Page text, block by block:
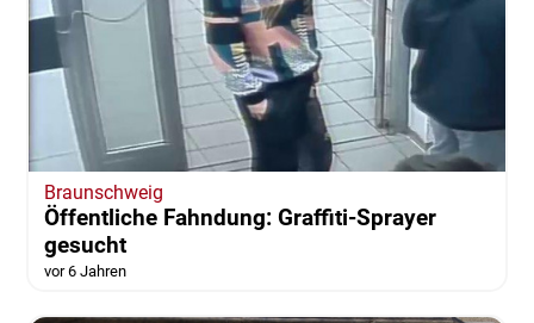
Braunschweig
Öffentliche Fahndung: Graffiti-Sprayer
gesucht
vor 6 Jahren